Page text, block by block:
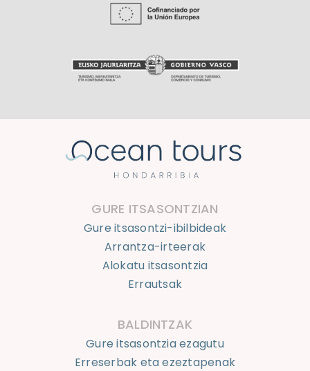
GURE ITSASONTZIAN
Gure itsasontzi-ibilbideak
Arrantza-irteerak
Alokatu itsasontzia
Errautsak
BALDINTZAK
Gure itsasontzia ezagutu
Erreserbak eta ezeztapenak